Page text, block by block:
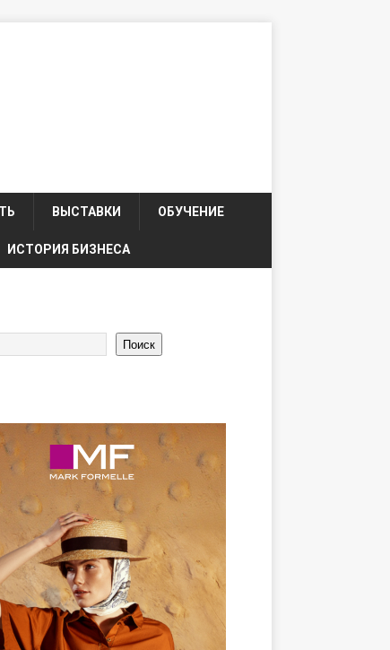
ВЫСТАВКИ ОБУЧЕНИЕ
ИСТОРИЯ БИЗНЕСА
Поиск